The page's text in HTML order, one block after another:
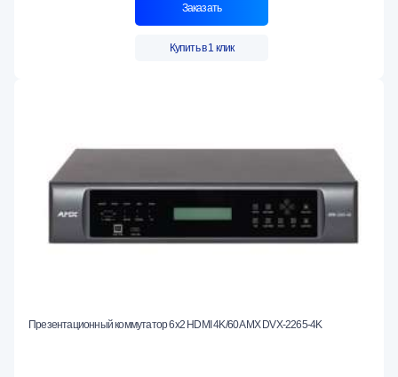
Заказать
Купить в 1 клик
Презентационный коммутатор 6х2 HDMI 4K/60 AMX DVX-2265-4K